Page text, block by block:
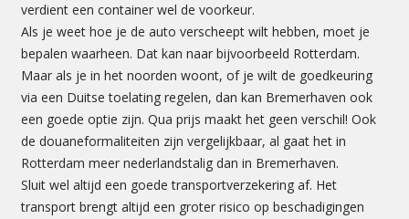
verdient een container wel de voorkeur.
Als je weet hoe je de auto verscheept wilt hebben, moet je
bepalen waarheen. Dat kan naar bijvoorbeeld Rotterdam.
Maar als je in het noorden woont, of je wilt de goedkeuring
via een Duitse toelating regelen, dan kan Bremerhaven ook
een goede optie zijn. Qua prijs maakt het geen verschil! Ook
de douaneformaliteiten zijn vergelijkbaar, al gaat het in
Rotterdam meer nederlandstalig dan in Bremerhaven.
Sluit wel altijd een goede transportverzekering af. Het
transport brengt altijd een groter risico op beschadigingen